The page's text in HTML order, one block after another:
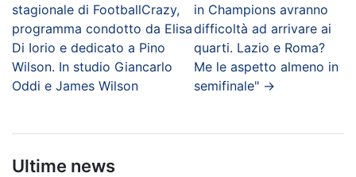
stagionale di FootballCrazy,
programma condotto da Elisa
Di Iorio e dedicato a Pino
Wilson. In studio Giancarlo
Oddi e James Wilson
in Champions avranno
difficoltà ad arrivare ai
quarti. Lazio e Roma?
Me le aspetto almeno in
semifinale"→
Ultime news